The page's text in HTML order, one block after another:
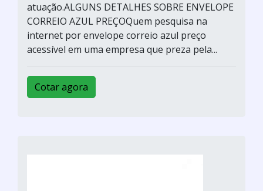
atuação.ALGUNS DETALHES SOBRE ENVELOPE
CORREIO AZUL PREÇOQuem pesquisa na
internet por envelope correio azul preço
acessível em uma empresa que preza pela...
Cotar agora